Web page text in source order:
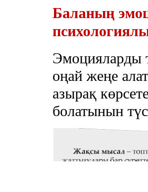
Баланың
Эмоцияларды
оңай жеңе
азырақ
болатынын